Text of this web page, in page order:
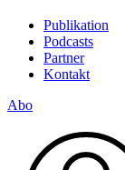
Publikation
Podcasts
Partner
Kontakt
Abo